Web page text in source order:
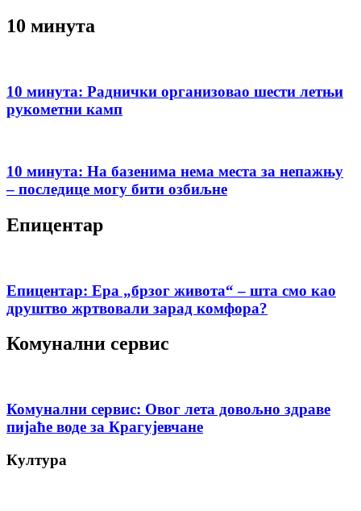
10 минута
10 минута: Раднички организовао шести летњи
рукометни камп
10 минута: На базенима нема места за непажњу
– последице могу бити озбиљне
Епицентар
Епицентар: Ера „брзог живота“ – шта смо као
друштво жртвовали зарад комфора?
Комунални сервис
Комунални сервис: Овог лета довољно здраве
пијаће воде за Крагујевчане
Култура